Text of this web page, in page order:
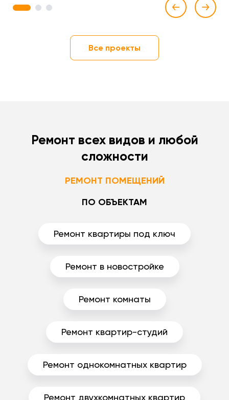
1 2 3
Все проекты
Ремонт всех видов и любой
сложности
РЕМОНТ ПОМЕЩЕНИЙ
ПО ОБЪЕКТАМ
Ремонт квартиры под ключ
Ремонт в новостройке
Ремонт комнаты
Ремонт квартир-студий
Ремонт однокомнатных квартир
Ремонт двухкомнатных квартир